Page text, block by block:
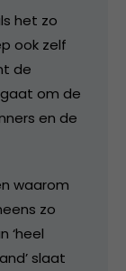
het zo
ook zelf
de
om de
en de
waarom
zo
‘heel
slaat